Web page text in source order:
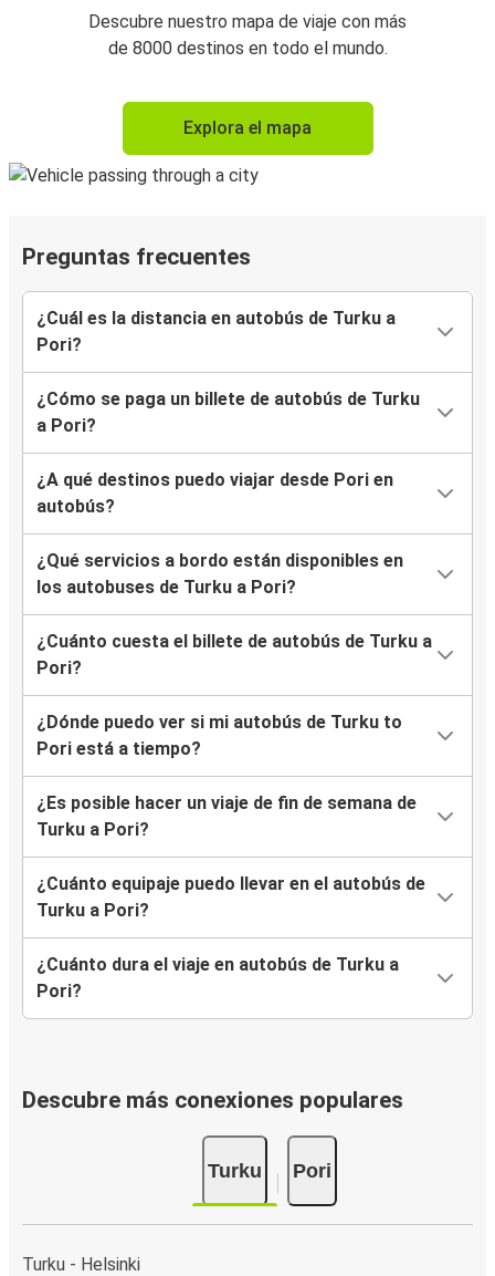
Descubre nuestro mapa de viaje con más
de 8000 destinos en todo el mundo.
Explora el mapa
Preguntas frecuentes
¿Cuál es la distancia en autobús de Turku a
Pori?
¿Cómo se paga un billete de autobús de Turku
a Pori?
¿A qué destinos puedo viajar desde Pori en
autobús?
¿Qué servicios a bordo están disponibles en
los autobuses de Turku a Pori?
¿Cuánto cuesta el billete de autobús de Turku a
Pori?
¿Dónde puedo ver si mi autobús de Turku to
Pori está a tiempo?
¿Es posible hacer un viaje de fin de semana de
Turku a Pori?
¿Cuánto equipaje puedo llevar en el autobús de
Turku a Pori?
¿Cuánto dura el viaje en autobús de Turku a
Pori?
Descubre más conexiones populares
Turku Pori
Turku - Helsinki